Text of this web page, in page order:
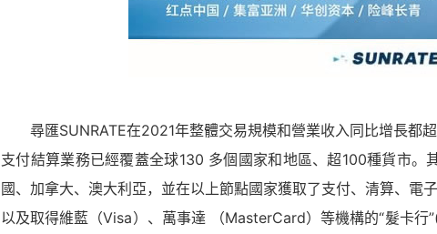
尋匯SUNRATE在2021年整體交易規模和營業收入同比增長
支付結算業務已經覆蓋全球130 多個國家和地區、超100種貨市
國、加拿大、澳大利亞，並在以上節點國家獲取了支付、清算、電
以及取得維藍（Visa）、萬事達 （MasterCard）等機構的“髮卡